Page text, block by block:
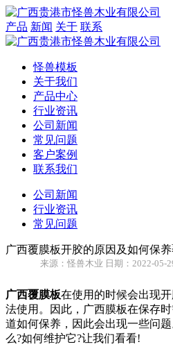
产品 新闻 关于 联系
怪兽模板
关于我们
产品中心
行业资讯
公司新闻
常见问题
客户案例
联系我们
公司新闻
行业资讯
常见问题
广西覆膜板开胶的原因及如何保
来源：怪兽木业 日期：2022-05-
广西覆膜板在使用的时候会出现
法使用。因此，广西膜板在保存
道如何保养，因此会出现一些问
么?如何维护它?让我们看看!